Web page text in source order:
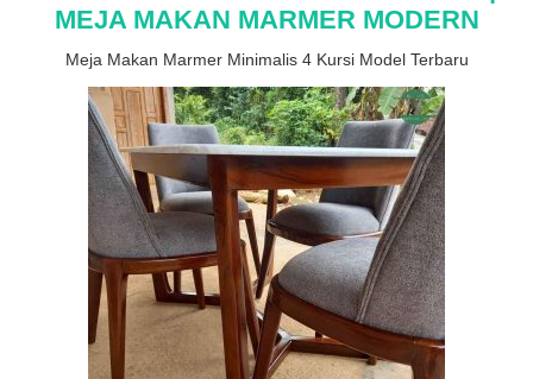
MEJA MAKAN MARMER MODERN
Meja Makan Marmer Minimalis 4 Kursi Model Terbaru